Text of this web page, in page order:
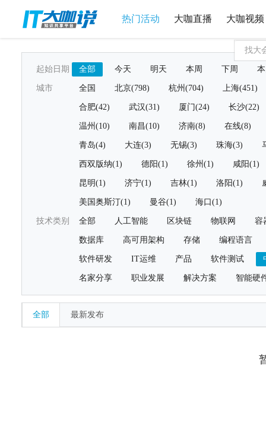
热门活动 大咖直播 大咖视频
起始日期 全部 今天 明天 本周 下周
城市 全国 北京(798) 杭州(704) 上海(451)
合肥(42) 武汉(31) 厦门(24) 长沙(22)
温州(10) 南昌(10) 济南(8) 在线(8)
青岛(4) 大连(3) 无锡(3) 珠海(3)
西双版纳(1) 德阳(1) 徐州(1) 咸阳(1)
昆明(1) 济宁(1) 吉林(1) 洛阳(1)
美国奥斯汀(1) 曼谷(1) 海口(1)
技术类别 全部 人工智能 区块链 物联网 容
数据库 高可用架构 存储 编程语言
软件研发 IT运维 产品 软件测试
名家分享 职业发展 解决方案 智能硬
全部 最新发布